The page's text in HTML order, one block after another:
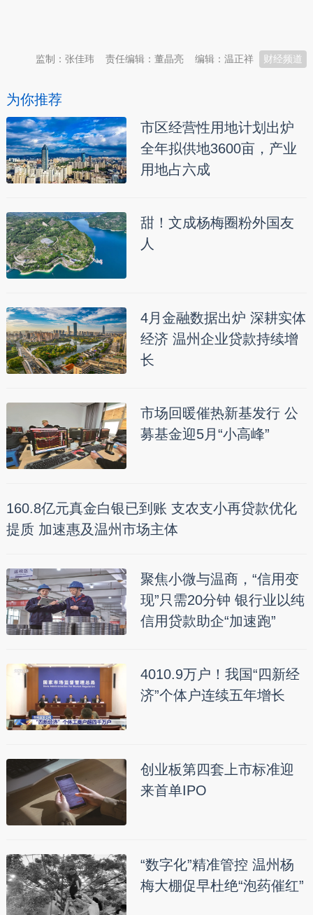
财经频道
编辑：温正祥
责任编辑：董晶亮
监制：张佳玮
为你推荐
市区经营性用地计划出炉
全年拟供地3600亩，产业
用地占六成
甜！文成杨梅圈粉外国友
人
4月金融数据出炉 深耕实体
经济 温州企业贷款持续增
长
市场回暖催热新基发行 公
募基金迎5月“小高峰”
160.8亿元真金白银已到账 支农支小再贷款优化
提质 加速惠及温州市场主体
聚焦小微与温商，“信用变
现”只需20分钟 银行业以纯
信用贷款助企“加速跑”
4010.9万户！我国“四新经
济”个体户连续五年增长
创业板第四套上市标准迎
来首单IPO
“数字化”精准管控 温州杨
梅大棚促早杜绝“泡药催红”